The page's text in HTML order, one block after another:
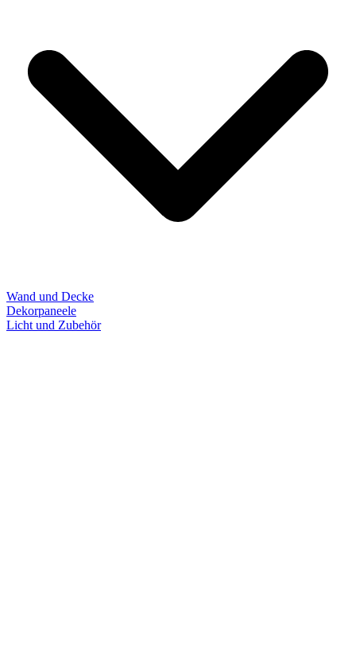
Wand und Decke
Dekorpaneele
Licht und Zubehör